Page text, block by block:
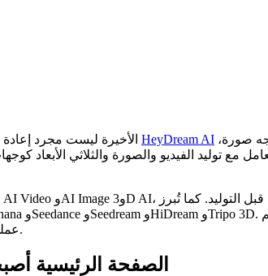
HeyDream AI
مع توليد الفيديو والصورة والثلاثي
عملي متكامل لتوليد الوسائط للمبدعين والمسوقين والمصممين والفرق الصغيرة.
الصفحة الرئيسية